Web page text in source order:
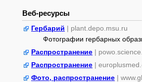
Веб-ресурсы
Гербарий | plant.depo.msu.ru
Фотографии гербарных
Распространение |
Распространение |
Фото, распространение |